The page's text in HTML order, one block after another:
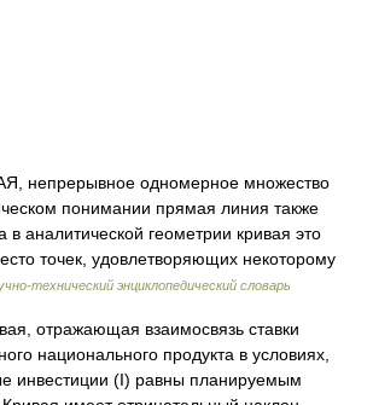
непрерывное одномерное множество
понимании прямая линия также
в аналитической геометрии кривая это
точек, удовлетворяющих некоторому
технический энциклопедический словарь
отражающая взаимосвязь ставки
национального продукта в условиях,
инвестиции (I) равны планируемым